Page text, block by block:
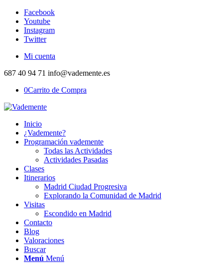
Facebook
Youtube
Instagram
Twitter
Mi cuenta
687 40 94 71 info@vademente.es
0Carrito de Compra
Inicio
¿Vademente?
Programación vademente
Todas las Actividades
Actividades Pasadas
Clases
Itinerarios
Madrid Ciudad Progresiva
Explorando la Comunidad de Madrid
Visitas
Escondido en Madrid
Contacto
Blog
Valoraciones
Buscar
Menú Menú